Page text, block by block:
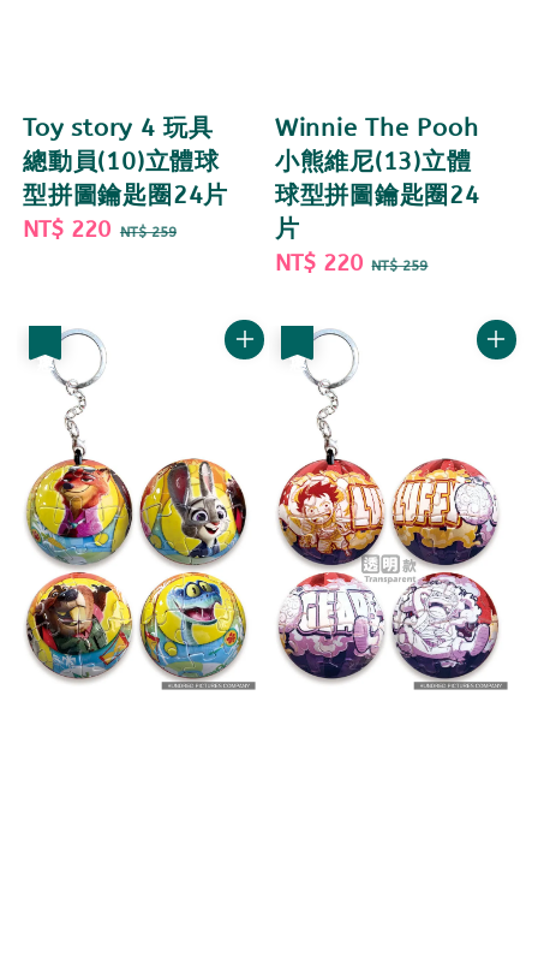
Toy story 4 玩具
總動員(10)立體球
型拼圖鑰匙圈24片
Sale
NT$ 220 Regular
NT$ 259
Winnie The Pooh
小熊維尼(13)立體
球型拼圖鑰匙圈24
片
Sale
NT$ 220 Regular
NT$ 259